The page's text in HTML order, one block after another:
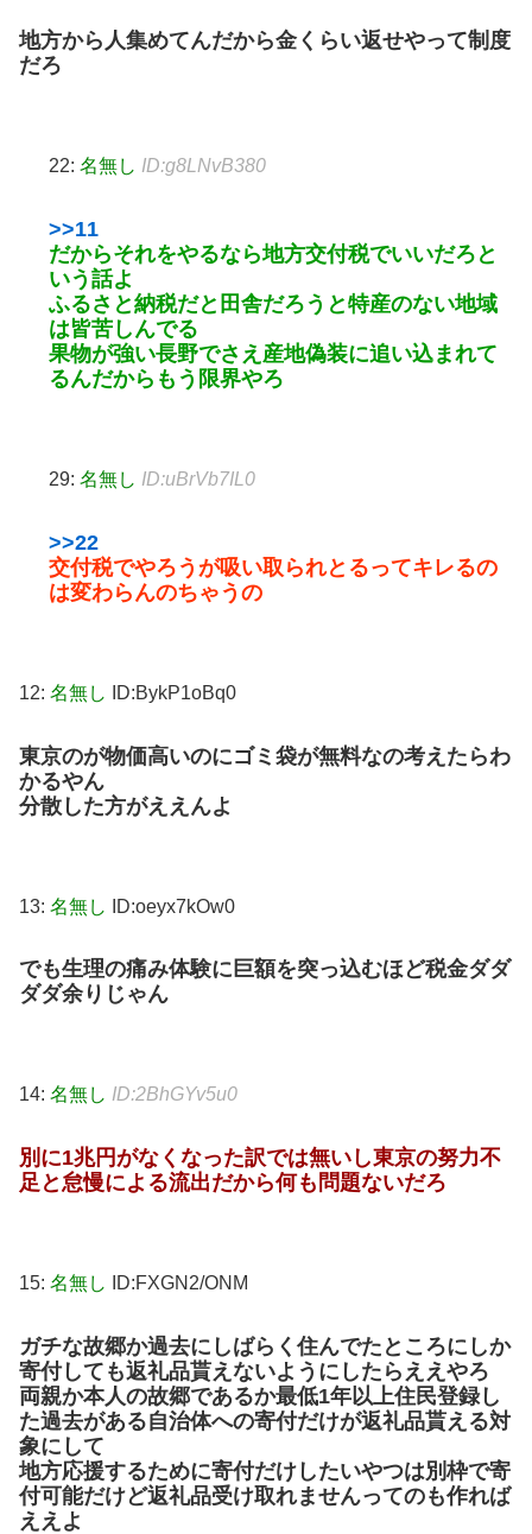
地方から人集めてんだから金くらい返せやって制度
だろ
22: 名無し ID:g8LNvB380
>>11
だからそれをやるなら地方交付税でいいだろと
いう話よ
ふるさと納税だと田舎だろうと特産のない地域
は皆苦しんでる
果物が強い長野でさえ産地偽装に追い込まれて
るんだからもう限界やろ
29: 名無し ID:uBrVb7IL0
>>22
交付税でやろうが吸い取られとるってキレるの
は変わらんのちゃうの
12: 名無し ID:BykP1oBq0
東京のが物価高いのにゴミ袋が無料なの考えたらわ
かるやん
分散した方がええんよ
13: 名無し ID:oeyx7kOw0
でも生理の痛み体験に巨額を突っ込むほど税金ダダ
ダダ余りじゃん
14: 名無し ID:2BhGYv5u0
別に1兆円がなくなった訳では無いし東京の努力不
足と怠慢による流出だから何も問題ないだろ
15: 名無し ID:FXGN2/ONM
ガチな故郷か過去にしばらく住んでたところにしか
寄付しても返礼品貰えないようにしたらええやろ
両親か本人の故郷であるか最低1年以上住民登録し
た過去がある自治体への寄付だけが返礼品貰える対
象にして
地方応援するために寄付だけしたいやつは別枠で寄
付可能だけど返礼品受け取れませんってのも作れば
ええよ